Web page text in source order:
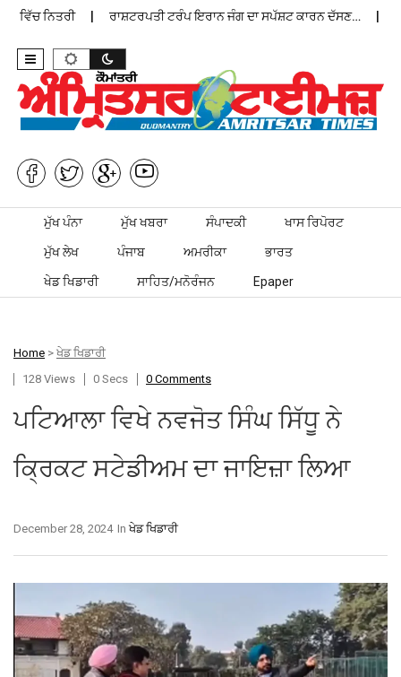
ਨਿਤਰੀ ਰਾਸ਼ਟਰਪਤੀ ਟਰੰਪ ਇਰਾਨ ਜੰਗ ਦਾ ਸਪੱਸ਼ਟ ਕਾਰਨ ਦੱਸਣ…
Skip to content
ਮੁੱਖ ਪੰਨਾ ਮੁੱਖ ਖਬਰਾ ਸੰਪਾਦਕੀ ਖਾਸ ਰਿਪੋਰਟ
ਮੁੱਖ ਲੇਖ ਪੰਜਾਬ ਅਮਰੀਕਾ ਭਾਰਤ
ਖੇਡ ਖਿਡਾਰੀ ਸਾਹਿਤ/ਮਨੋਰੰਜਨ Epaper
Home > ਖੇਡ ਖਿਡਾਰੀ
128 Views
0 Secs 0 Comments
ਪਟਿਆਲਾ ਵਿਖੇ ਨਵਜੋਤ ਸਿੰਘ ਸਿੱਧੂ ਨੇ
ਕ੍ਰਿਕਟ ਸਟੇਡੀਅਮ ਦਾ ਜਾਇਜ਼ਾ ਲਿਆ
In ਖੇਡ ਖਿਡਾਰੀ
December 28, 2024